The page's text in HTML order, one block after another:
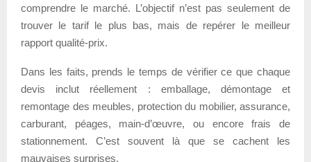
comprendre le marché. L’objectif n’est pas seulement de
trouver le tarif le plus bas, mais de repérer le meilleur
rapport qualité-prix.
Dans les faits, prends le temps de vérifier ce que chaque
devis inclut réellement : emballage, démontage et
remontage des meubles, protection du mobilier, assurance,
carburant, péages, main-d’œuvre, ou encore frais de
stationnement. C’est souvent là que se cachent les
mauvaises surprises.